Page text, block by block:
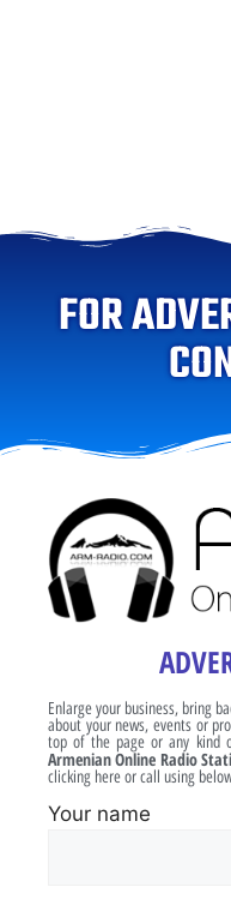
FOR
Enlarge your business, bring
about your news, events or
top of the page or any kind
Armenian Online Radio
clicking here or call using
Your name